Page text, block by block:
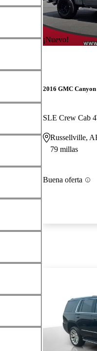
¡Nuevo!
2016 GMC Canyon
SLE Crew Cab
Russellville,
79 millas
Buena oferta